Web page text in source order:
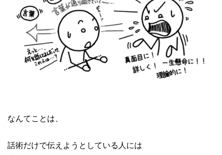
なんてことは、
話術だけで伝えようとしている人には